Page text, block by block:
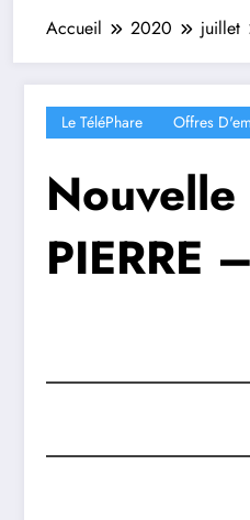
Accueil 2020 juillet
Le TéléPhare Offres
PIERRE